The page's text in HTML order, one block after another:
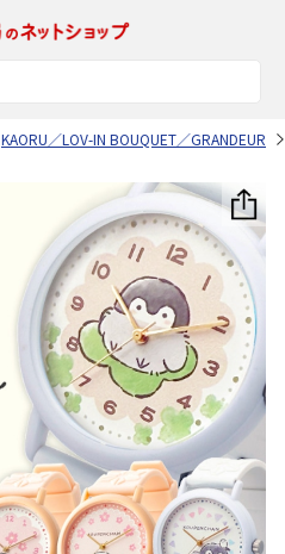
KAORU／LOV-IN BOUQUET／GRANDEUR